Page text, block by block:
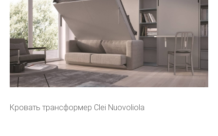
Кровать трансформер Clei Nuovoliola